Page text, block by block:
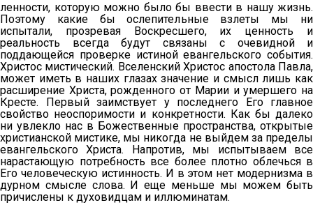
ленности, которую можно было бы ввести в нашу жизнь.
Поэтому какие бы ослепительные взлеты мы ни
испытали, прозревая Воскресшего, их ценность и
реальность всегда будут связаны с очевидной и
поддающейся проверке истиной евангельского события.
Христос мистический. Вселенский Христос апостола Павла,
может иметь в наших глазах значение и смысл лишь как
расширение Христа, рожденного от Марии и умершего на
Кресте. Первый заимствует у последнего Его главное
свойство неоспоримости и конкретности. Как бы далеко
ни увлекло нас в Божественные пространства, открытые
христианской мистике, мы никогда не выйдем за пределы
евангельского Христа. Напротив, мы испытываем все
нарастающую потребность все более плотно облечься в
Его человеческую истинность. И в этом нет модернизма в
дурном смысле слова. И еще меньше мы можем быть
причислены к духовидцам и иллюминатам.